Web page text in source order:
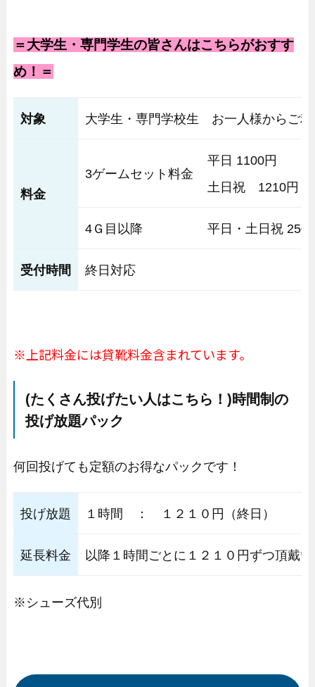
＝大学生・専門学生の皆さんはこちらがおすす
め！＝
対象 大学生・専門学校生 お一人様からご利
料金
3ゲームセット料金
平日 1100円
土日祝 1210円
4Ｇ目以降 平日・土日祝 250
受付時間 終日対応
※上記料金には貸靴料金含まれています。
(たくさん投げたい人はこちら！ )時間制の
投げ放題パック
何回投げても定額のお得なパックです！
投げ放題 １時間 ： １２１０円（終日）
延長料金 以降１時間ごとに１２１０円ずつ頂戴
※シューズ代別